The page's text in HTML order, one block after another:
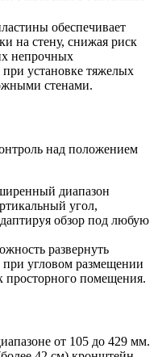
обеспечивает
на стену, снижая риск
непрочных
установке тяжелых
стенами.
над положением
диапазон
угол,
обзор под любую
развернуть
при угловом размещении
просторного помещения.
от 105 до 429 мм.